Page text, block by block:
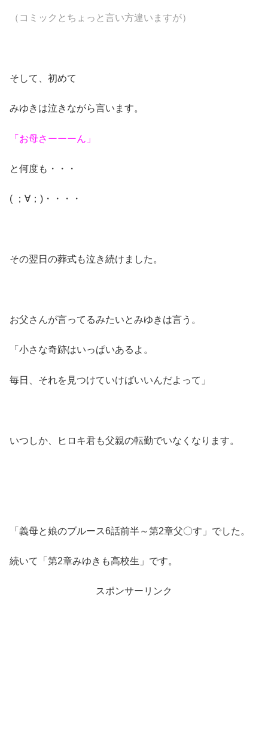
（コミックとちょっと言い方違いますが）
そして、初めて
みゆきは泣きながら言います。
「お母さーーーん」
と何度も・・・
( ；∀；)・・・・
その翌日の葬式も泣き続けました。
お父さんが言ってるみたいとみゆきは言う。
「小さな奇跡はいっぱいあるよ。
毎日、それを見つけていけばいいんだよって」
いつしか、ヒロキ君も父親の転勤でいなくなります。
「義母と娘のブルース6話前半～第2章父〇す」でした。
続いて「第2章みゆきも高校生」です。
スポンサーリンク